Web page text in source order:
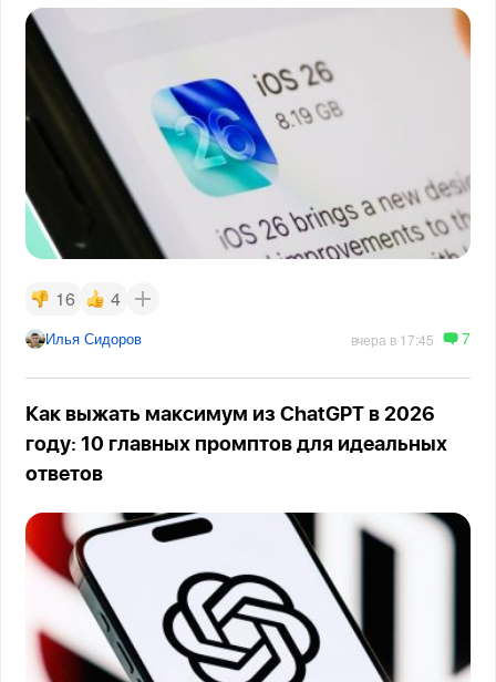
16 4
Илья Сидоров вчера в 17:45 7
Как выжать максимум из ChatGPT в 2026
году: 10 главных промптов для идеальных
ответов